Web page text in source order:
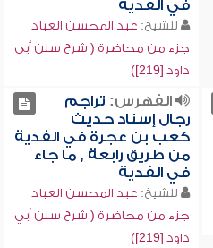
في الفدية
للشيخ: عبد المحسن العباد
جزء من محاضرة ( شرح سنن أبي
داود [219])
الفهرس: تراجم
رجال إسناد حديث
كعب بن عجرة في الفدية
من طريق رابعة , ما جاء
في الفدية
للشيخ: عبد المحسن العباد
جزء من محاضرة ( شرح سنن أبي
داود [219])